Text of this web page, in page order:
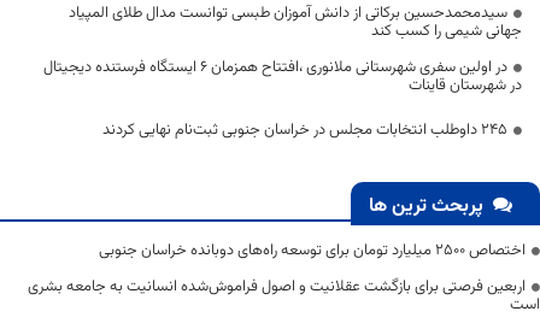
سیدمحمدحسین برکاتی از دانش آموزان طبسی توانست مدال طلای المپیاد
جهانی شیمی را کسب کند
در اولین سفری شهرستانی ملانوری ،افتتاح همزمان ۶ ایستگاه فرستنده دیجیتال
در شهرستان قاینات
۲۴۵ داوطلب انتخابات مجلس در خراسان جنوبی ثبت‌نام نهایی کردند
پربحث ترین ها
اختصاص 2500 میلیارد تومان برای توسعه راه‌های دوبانده خراسان جنوبی
اربعین فرصتی برای بازگشت عقلانیت و اصول فراموش‌شده انسانیت به جامعه بشری
است